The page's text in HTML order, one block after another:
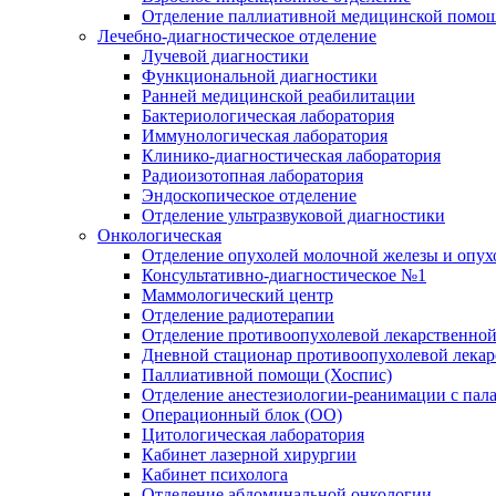
Отделение паллиативной медицинской
Лечебно-диагностическое отделение
Лучевой диагностики
Функциональной диагностики
Ранней медицинской реабилитации
Бактериологическая лаборатория
Иммунологическая лаборатория
Клинико-диагностическая лаборатория
Радиоизотопная лаборатория
Эндоскопическое отделение
Отделение ультразвуковой диагностики
Онкологическая
Отделение опухолей молочной железы и
Консультативно-диагностическое №1
Маммологический центр
Отделение радиотерапии
Отделение противоопухолевой
Дневной стационар противоопухолевой
Паллиативной помощи (Хоспис)
Отделение анестезиологии-реанимации с
Операционный блок (ОО)
Цитологическая лаборатория
Кабинет лазерной хирургии
Кабинет психолога